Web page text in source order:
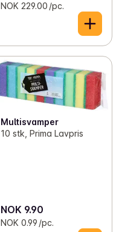
NOK 229.00 /pc.
Multisvamper
10 stk, Prima Lavpris
NOK 9.90
NOK 0.99 /pc.